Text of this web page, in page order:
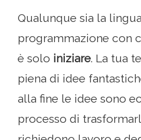
Qualunque sia la
programmazione con
è solo iniziare. La tua
piena di idee
alla fine le idee sono
processo di